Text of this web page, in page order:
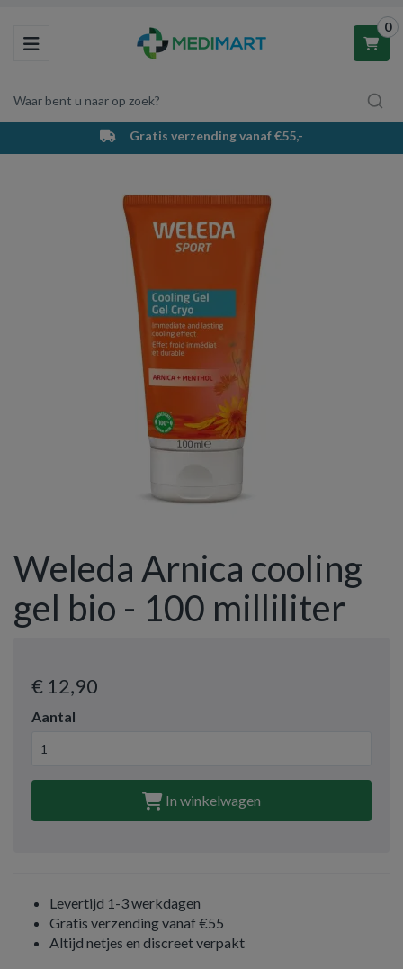
Toggle navigation
Waar bent u naar op zoek?
0
Winkelwagen
Uw winkelwagen is leeg.
Vul hem met producten.
Gratis verzending vanaf €55,-
Weleda Arnica cooling
gel bio - 100 milliliter
€ 12,90
Aantal
In winkelwagen
Levertijd 1-3 werkdagen
Gratis verzending vanaf €55
Altijd netjes en discreet verpakt